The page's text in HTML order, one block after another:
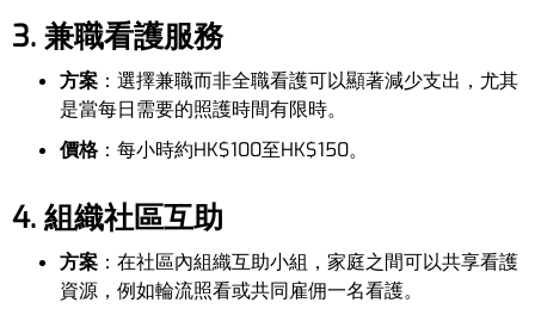
3. 兼職看護服務
方案 ：選擇兼職而非全職看護可以顯著減少支出，尤其
是當每日需要的照護時間有限時。
價格：每小時約HK$100至HK$150。
4. 組織社區互助
方案 ：在社區內組織互助小組，家庭之間可以共享看護
資源，例如輪流照看或共同雇佣一名看護。